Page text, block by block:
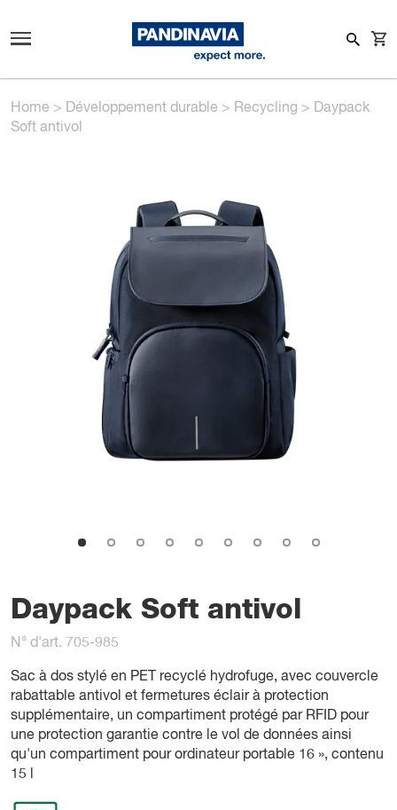
Home > Développement durable > Recycling > Daypack
Soft antivol
Daypack Soft antivol
N° d'art. 705-985
Sac à dos stylé en PET recyclé hydrofuge, avec couvercle
rabattable antivol et fermetures éclair à protection
supplémentaire, un compartiment protégé par RFID pour
une protection garantie contre le vol de données ainsi
qu'un compartiment pour ordinateur portable 16 », contenu
15 l